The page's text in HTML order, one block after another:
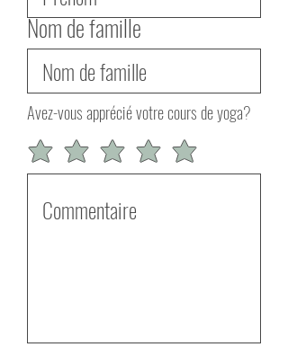
Nom de famille
Avez-vous apprécié votre cours de yoga?